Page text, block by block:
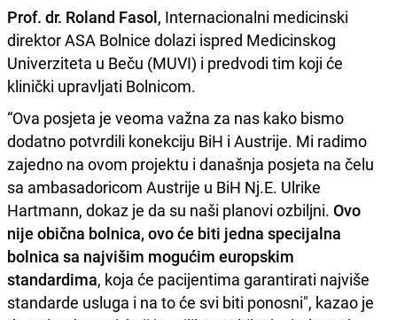
Prof. dr. Roland Fasol, Internacionalni medicinski
direktor ASA Bolnice dolazi ispred Medicinskog
Univerziteta u Beču (MUVI) i predvodi tim koji će
klinički upravljati Bolnicom.
“Ova posjeta je veoma važna za nas kako bismo
dodatno potvrdili konekciju BiH i Austrije. Mi radimo
zajedno na ovom projektu i današnja posjeta na čelu
sa ambasadoricom Austrije u BiH Nj.E. Ulrike
Hartmann, dokaz je da su naši planovi ozbiljni. Ovo
nije obična bolnica, ovo će biti jedna specijalna
bolnica sa najvišim mogućim europskim
standardima, koja će pacijentima garantirati najviše
standarde usluga i na to će svi biti ponosni", kazao je